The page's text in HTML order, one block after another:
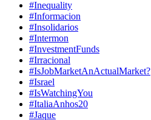
#Inequality
#Informacion
#Insolidarios
#Intermon
#InvestmentFunds
#Irracional
#IsJobMarketAnActualMarket?
#Israel
#IsWatchingYou
#ItaliaAnhos20
#Jaque